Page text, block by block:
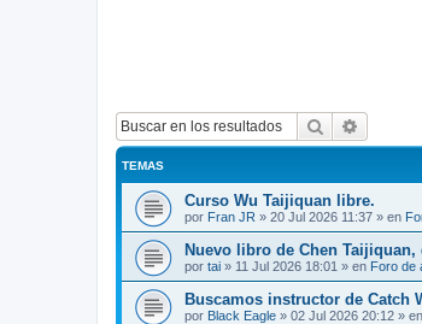
Buscar
TEMAS
Curso Wu Taijiquan libre.
por Fran JR » 20 Jul 2026 11:37 » en
Nuevo libro de Chen
por tai » 11 Jul 2026 18:01 » en Foro de
Buscamos instructor de Catch
por Black Eagle » 02 Jul 2026 20:12 » en